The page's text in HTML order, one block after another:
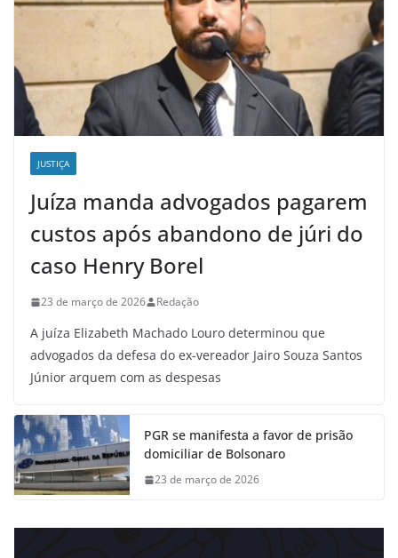
JUSTIÇA
Juíza manda advogados pagarem
custos após abandono de júri do
caso Henry Borel
23 de março de 2026 Redação
A juíza Elizabeth Machado Louro determinou que
advogados da defesa do ex-vereador Jairo Souza Santos
Júnior arquem com as despesas
PGR se manifesta a favor de prisão
domiciliar de Bolsonaro
23 de março de 2026